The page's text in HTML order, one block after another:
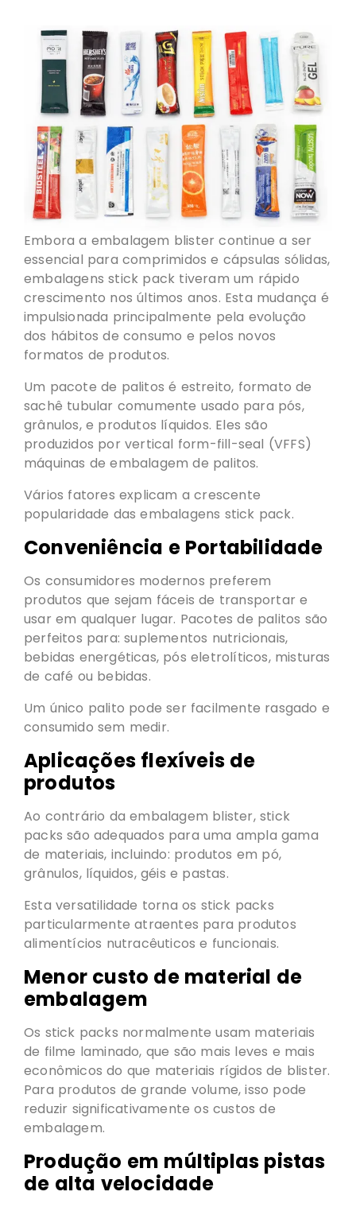
Embora a embalagem blister continue a ser
essencial para comprimidos e cápsulas sólidas,
embalagens stick pack tiveram um rápido
crescimento nos últimos anos. Esta mudança é
impulsionada principalmente pela evolução
dos hábitos de consumo e pelos novos
formatos de produtos.
Um pacote de palitos é estreito, formato de
sachê tubular comumente usado para pós,
grânulos, e produtos líquidos. Eles são
produzidos por vertical form-fill-seal (VFFS)
máquinas de embalagem de palitos.
Vários fatores explicam a crescente
popularidade das embalagens stick pack.
Conveniência e Portabilidade
Os consumidores modernos preferem
produtos que sejam fáceis de transportar e
usar em qualquer lugar. Pacotes de palitos são
perfeitos para: suplementos nutricionais,
bebidas energéticas, pós eletrolíticos, misturas
de café ou bebidas.
Um único palito pode ser facilmente rasgado e
consumido sem medir.
Aplicações flexíveis de
produtos
Ao contrário da embalagem blister, stick
packs são adequados para uma ampla gama
de materiais, incluindo: produtos em pó,
grânulos, líquidos, géis e pastas.
Esta versatilidade torna os stick packs
particularmente atraentes para produtos
alimentícios nutracêuticos e funcionais.
Menor custo de material de
embalagem
Os stick packs normalmente usam materiais
de filme laminado, que são mais leves e mais
econômicos do que materiais rígidos de blister.
Para produtos de grande volume, isso pode
reduzir significativamente os custos de
embalagem.
Produção em múltiplas pistas
de alta velocidade